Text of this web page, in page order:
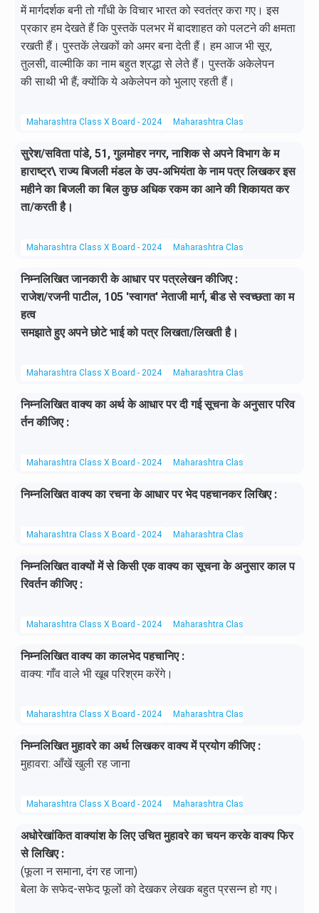
में मार्गदर्शक बनी तो गाँधी के विचार भारत को स्वतंत्र करा गए। इस
प्रकार हम देखते हैं कि पुस्तकें पलभर में बादशाहत को पलटने की क्षमता
रखती हैं। पुस्तकें लेखकों को अमर बना देती हैं। हम आज भी सूर,
तुलसी, वाल्मीकि का नाम बहुत श्रद्धा से लेते हैं। पुस्तकें अकेलेपन
की साथी भी हैं; क्योंकि ये अकेलेपन को भुलाए रहती हैं।
Maharashtra Class X Board - 2024 Maharashtra Class X Board
सुरेश/सविता पांडे, 51, गुलमोहर नगर, नाशिक से अपने विभाग के म
हाराष्ट्र\ राज्य बिजली मंडल के उप-अभियंता के नाम पत्र लिखकर इस
महीने का बिजली का बिल कुछ अधिक रकम का आने की शिकायत कर
ता/करती है।
Maharashtra Class X Board - 2024 Maharashtra Class X Board
निम्नलिखित जानकारी के आधार पर पत्रलेखन कीजिए :
राजेश/रजनी पाटील, 105 'स्वागत' नेताजी मार्ग, बीड से स्वच्छता का म
हत्व
समझाते हुए अपने छोटे भाई को पत्र लिखता/लिखती है।
Maharashtra Class X Board - 2024 Maharashtra Class X Board
निम्नलिखित वाक्य का अर्थ के आधार पर दी गई सूचना के अनुसार परिव
र्तन कीजिए :
Maharashtra Class X Board - 2024 Maharashtra Class X Board
निम्नलिखित वाक्य का रचना के आधार पर भेद पहचानकर लिखिए :
Maharashtra Class X Board - 2024 Maharashtra Class X Board
निम्नलिखित वाक्यों में से किसी एक वाक्य का सूचना के अनुसार काल प
रिवर्तन कीजिए :
Maharashtra Class X Board - 2024 Maharashtra Class X Board
निम्नलिखित वाक्य का कालभेद पहचानिए :
वाक्य: गाँव वाले भी खूब परिश्रम करेंगे।
Maharashtra Class X Board - 2024 Maharashtra Class X Board
निम्नलिखित मुहावरे का अर्थ लिखकर वाक्य में प्रयोग कीजिए :
मुहावरा: आँखें खुली रह जाना
Maharashtra Class X Board - 2024 Maharashtra Class X Board
अधोरेखांकित वाक्यांश के लिए उचित मुहावरे का चयन करके वाक्य फिर
से लिखिए :
(फूला न समाना, दंग रह जाना)
बेला के सफेद-सफेद फूलों को देखकर लेखक बहुत प्रसन्न हो गए।